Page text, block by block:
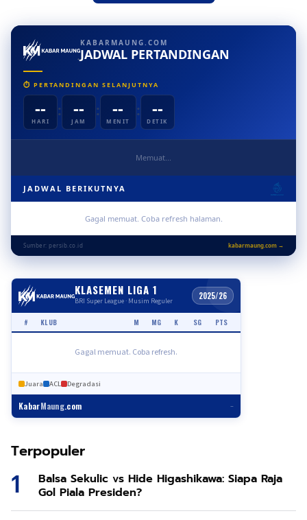
KABARMAUNG.COM
JADWAL PERTANDINGAN
⏱ PERTANDINGAN SELANJUTNYA
--
HARI
: --
JAM
: --
MENIT
: --
DETIK
Memuat...
JADWAL BERIKUTNYA
Gagal memuat. Coba refresh halaman.
Sumber: persib.co.id kabarmaung.com →
KLASEMEN LIGA 1
BRI Super League · Musim Reguler 2025/26
# KLUB M MG K SG PTS
Gagal memuat. Coba refresh.
Juara ACL Degradasi
KabarMaung.com –
Terpopuler
Balsa Sekulic vs Hide Higashikawa: Siapa Raja
Gol Piala Presiden?